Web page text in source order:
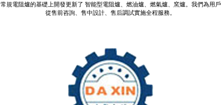
常規電阻爐的基礎上開發更新了 智能型電阻爐、燃油爐、燃氣爐、窯爐。我們為用戶
從售前咨詢、售中設計、售后調試實施全程服務。